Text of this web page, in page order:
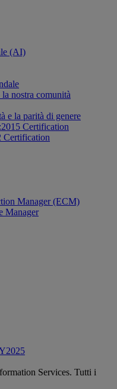
(AI)
nostra comunità
e la parità di genere
Certification
Certification
Manager (ECM)
Manager
Services. Tutti i